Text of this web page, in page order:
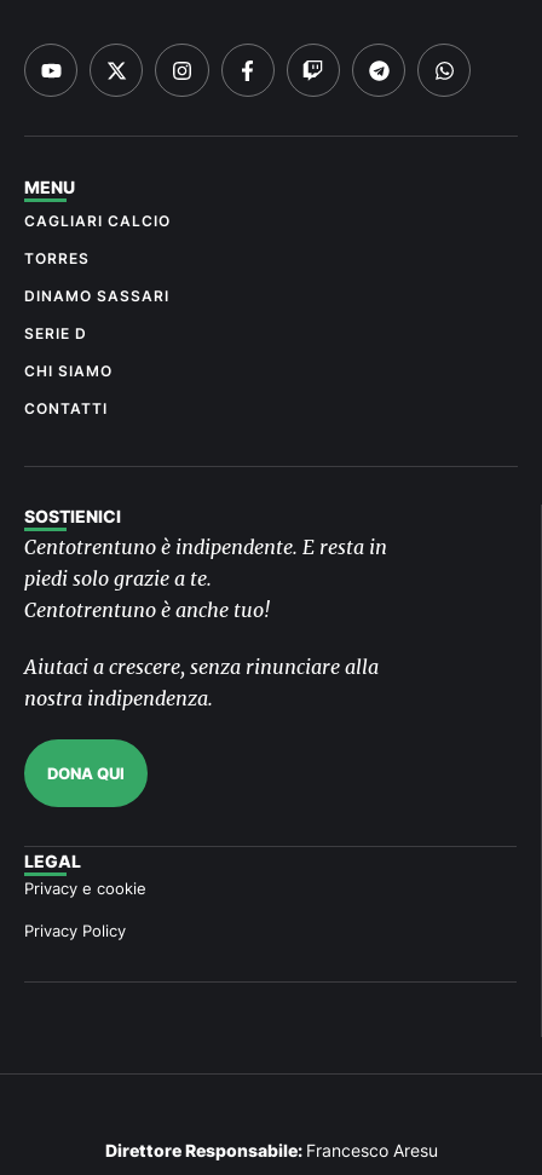
MENU
CAGLIARI CALCIO
TORRES
DINAMO SASSARI
SERIE D
CHI SIAMO
CONTATTI
SOSTIENICI
Centotrentuno è indipendente. E resta in
piedi solo grazie a te.
Centotrentuno è anche tuo!
Aiutaci a crescere, senza rinunciare alla
nostra indipendenza.
DONA QUI
LEGAL
Privacy e cookie
Privacy Policy
Direttore Responsabile: Francesco Aresu